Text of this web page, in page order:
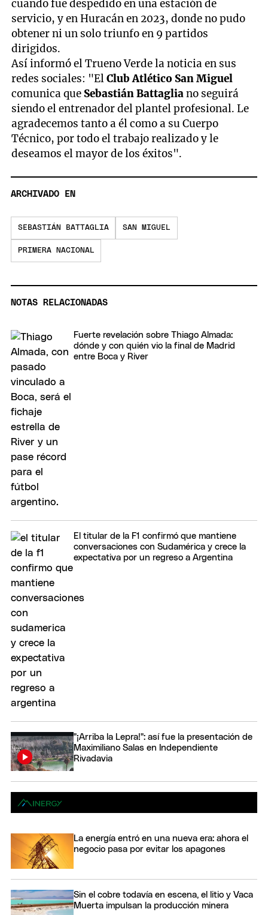
cuando fue despedido en una estación de
servicio, y en Huracán en 2023, donde no pudo
obtener ni un solo triunfo en 9 partidos
dirigidos.
Así informó el Trueno Verde la noticia en sus
redes sociales: "ElClub Atlético San Miguel
comunica que Sebastián Battagliano seguirá
siendo el entrenador del plantel profesional. Le
agradecemos tanto a él como a su Cuerpo
Técnico, por todo el trabajo realizado y le
deseamos el mayor de los éxitos".
ARCHIVADO EN
SEBASTIÁN BATTAGLIA SAN MIGUEL
PRIMERA NACIONAL
NOTAS RELACIONADAS
Fuerte revelación sobre Thiago Almada:
dónde y con quién vio la final de Madrid
entre Boca y River
El titular de la F1 confirmó que mantiene
conversaciones con Sudamérica y crece la
expectativa por un regreso a Argentina
"¡Arriba la Lepra!": así fue la presentación de
Maximiliano Salas en Independiente
Rivadavia
La energía entró en una nueva era: ahora el
negocio pasa por evitar los apagones
Sin el cobre todavía en escena, el litio y Vaca
Muerta impulsan la producción minera